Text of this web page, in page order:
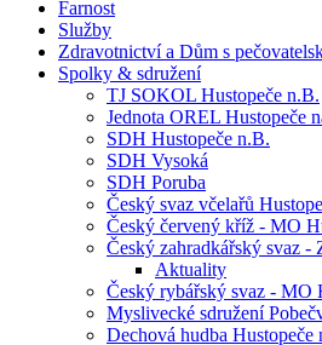
Farnost
Služby
Zdravotnictví a Dům s
Spolky & sdružení
TJ SOKOL Hustopeče n.B.
Jednota OREL Hustopeče
SDH Hustopeče n.B.
SDH Vysoká
SDH Poruba
Český svaz včelařů
Český červený kříž - MO
Český zahradkářský svaz -
Aktuality
Český rybářský svaz - MO
Myslivecké sdružení
Dechová hudba Hustopeče